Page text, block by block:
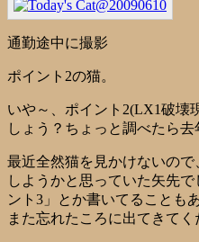
通勤途中に撮影
ポイント2の猫。
いや～、ポイント2(LX1破壊
しょう？ちょっと調べたら去
最近全然猫を見かけないの
しようかと思っていた矢先
ント3」とか書いてることも
また忘れたころに出てきてく